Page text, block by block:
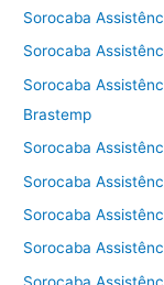
Sorocaba
Sorocaba
Sorocaba
Brastemp
Sorocaba
Sorocaba
Sorocaba
Sorocaba